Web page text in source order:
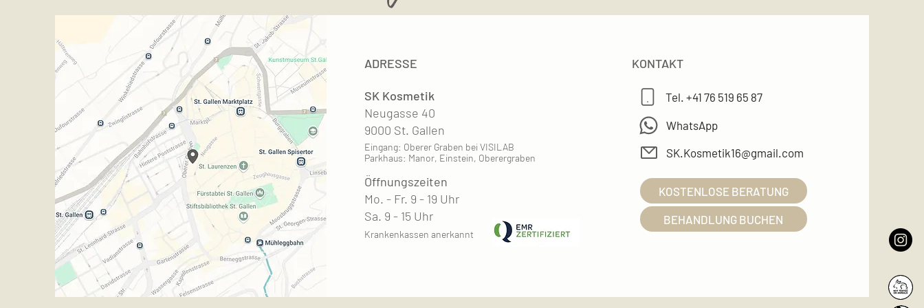
SK Kosmetik
Neugasse 40
9000 St. Gallen
Eingang: Oberer Graben bei VISILAB
Parkhaus: Manor, Einstein, Oberergraben
Öffnungszeiten
Mo. - Fr. 9 - 19 Uhr
Sa. 9 - 15 Uhr
Krankenkassen anerkannt
KONTAKT
Tel. +41 76 519 65 87
WhatsApp
SK.Kosmetik16@gmail.com
KOSTENLOSE BERATUNG
BEHANDLUNG BUCHEN
ADRESSE